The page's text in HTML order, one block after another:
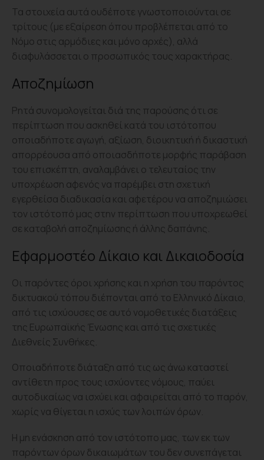
Τα στοιχεία αυτά ουδέποτε γνωστοποιούνται σε
τρίτους (με εξαίρεση όπου προβλέπεται από το
Νόμο στις αρμόδιες και μόνο αρχές), αλλά
διαφυλάσσεται ο προσωπικός τους χαρακτήρας.
Αποζημίωση
Ρητά συνομολογείται διά της παρούσης ότι σε
περίπτωση που ασκηθεί κατά του ιστότοπου
οποιαδήποτε αγωγή, αξίωση, διοικητική ή δικαστική
απορρέουσα από οποιασδήποτε μορφής παράβαση
του επισκέπτη, αναλαμβάνει ο τελευταίος την
υποχρέωση αφενός να παρέμβει στη σχετική
εγερθείσα διαδικασία και αφετέρου να αποζημιώσει
τον ιστότοπό μας στην περίπτωση που υποχρεωθεί
σε καταβολή αποζημίωσης ή άλλης δαπάνης.
Εφαρμοστέο Δίκαιο και Δικαιοδοσία
Οι παρόντες όροι χρήσης και η χρήση του παρόντος
δικτυακού τόπου διέπονται από το Ελληνικό Δίκαιο,
από τις ισχύουσες σε αυτό νομοθετικές διατάξεις
της Ευρωπαϊκής Ένωσης και από τις σχετικές
Διεθνείς Συνθήκες.
Οποιαδήποτε διάταξη από τις ως άνω καταστεί
αντίθετη προς τους ισχύοντες νόμους, παύει
αυτοδικαίως να ισχύει και αφαιρείται από το παρόν,
χωρίς να θίγεται η ισχύς των λοιπών όρων.
Η μη ενάσκηση από τον ιστότοπο μας, των εκ των
παρόντων όρων δικαιωμάτων του δεν συνεπάγεται